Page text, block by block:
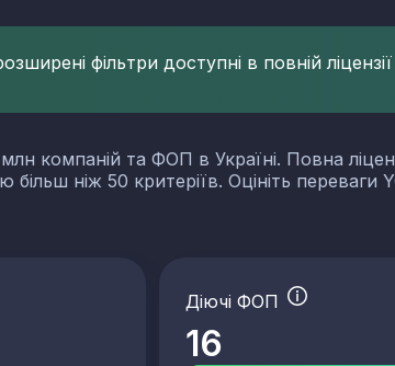
фільтри доступні в повній
компаній та ФОП в Україні. Повна
ніж 50 критеріїв. Оцініть
Діючі ФОП
16